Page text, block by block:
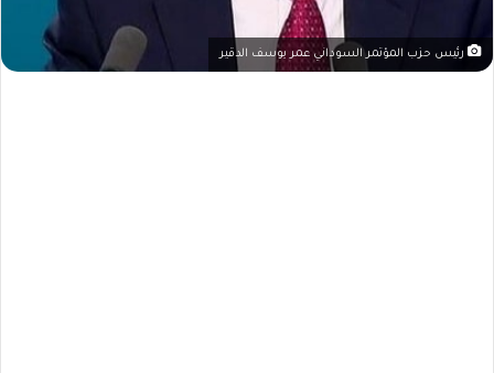
رئيس حزب المؤتمر السوداني عمر يوسف الدقير